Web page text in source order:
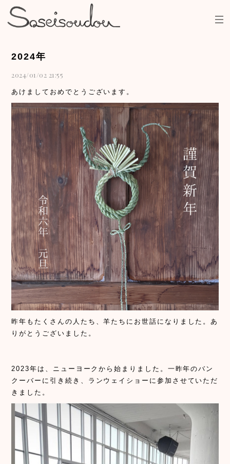
2024年
2024/01/02 21:55
あけましておめでとうございます。
昨年もたくさんの人たち、羊たちにお世話になりました。あ
りがとうございました。
2023年は、ニューヨークから始まりました。一昨年のバン
クーバーに引き続き、ランウェイショーに参加させていただ
きました。